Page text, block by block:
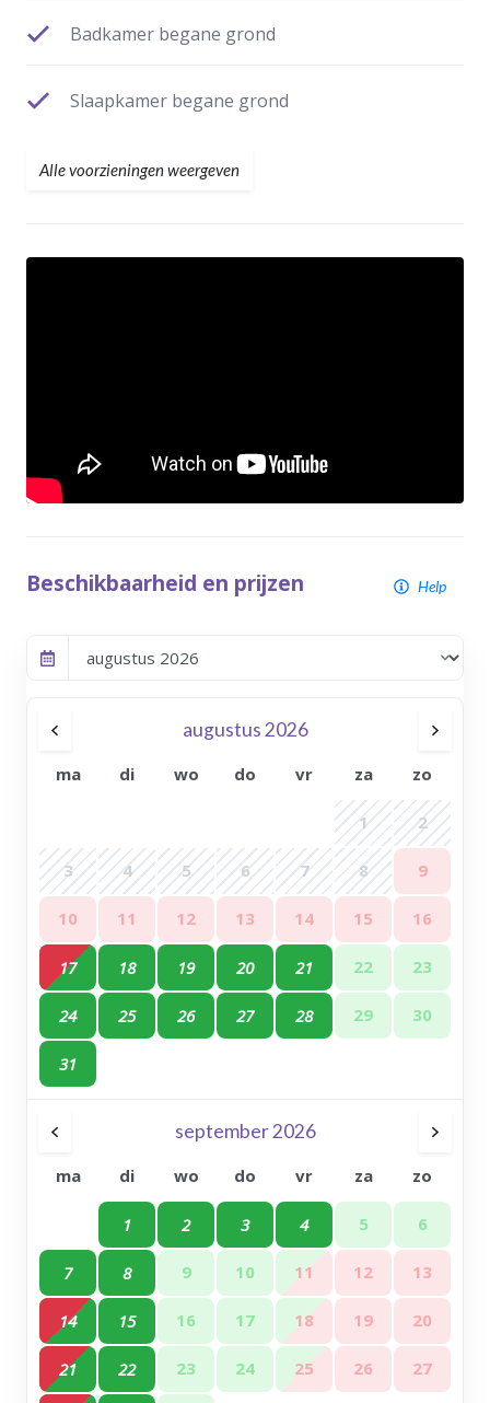
Badkamer begane grond
Slaapkamer begane grond
Alle voorzieningen weergeven
Beschikbaarheid en prijzen Help
augustus 2026
ma di wo do vr za zo
1 2
3 4 5 6 7 8 9
10 11 12 13 14 15 16
17 18 19 20 21 22 23
24 25 26 27 28 29 30
31
september 2026
ma di wo do vr za zo
1 2 3 4 5 6
7 8 9 10 11 12 13
14 15 16 17 18 19 20
21 22 23 24 25 26 27